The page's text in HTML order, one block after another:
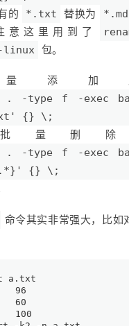
的 *.txt 替换为 *.md
意这里用到了
包。
添加
. -type f -exec
{} \;
量删除
. -type f -exec
{} \;
命令其实非常强大，比如
a.txt
96
60
100